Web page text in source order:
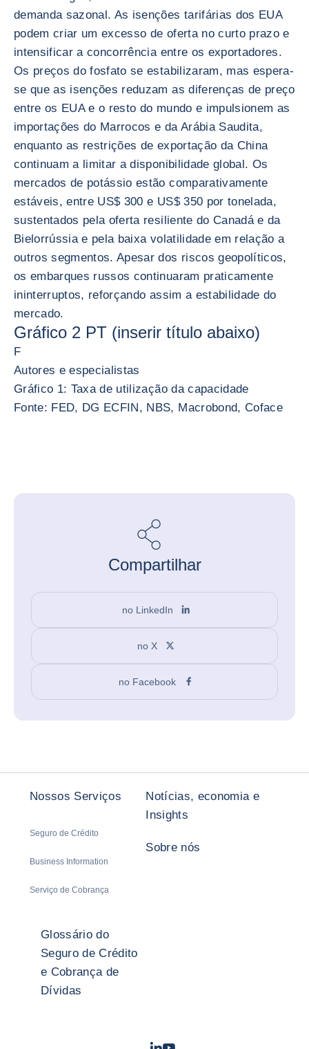
demanda sazonal. As isenções tarifárias dos EUA
podem criar um excesso de oferta no curto prazo e
intensificar a concorrência entre os exportadores.
Os preços do fosfato se estabilizaram, mas espera-
se que as isenções reduzam as diferenças de preço
entre os EUA e o resto do mundo e impulsionem as
importações do Marrocos e da Arábia Saudita,
enquanto as restrições de exportação da China
continuam a limitar a disponibilidade global. Os
mercados de potássio estão comparativamente
estáveis, entre US$ 300 e US$ 350 por tonelada,
sustentados pela oferta resiliente do Canadá e da
Bielorrússia e pela baixa volatilidade em relação a
outros segmentos. Apesar dos riscos geopolíticos,
os embarques russos continuaram praticamente
ininterruptos, reforçando assim a estabilidade do
mercado.
Gráfico 2 PT (inserir título abaixo)
F
Autores e especialistas
Gráfico 1: Taxa de utilização da capacidade
Fonte: FED, DG ECFIN, NBS, Macrobond, Coface
Compartilhar
no LinkedIn
no X
no Facebook
Nossos Serviços
Seguro de Crédito
Business Information
Serviço de Cobrança
Notícias, economia e
Insights
Sobre nós
Glossário do
Seguro de Crédito
e Cobrança de
Dívidas
LinkedIn
Youtube